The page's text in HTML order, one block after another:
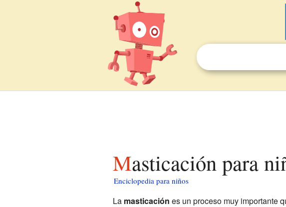
Masticación para
Enciclopedia para niños
La masticación es un proceso muy importante